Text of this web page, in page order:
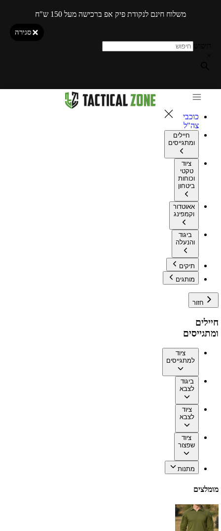
משלוח חינם לנקודת פיק אפ ברכישה מעל 150 ש"ח
סגירה
כוכבי
צה"ל
חיילים
ומתגייסים
ציוד
טקטי
וכוחות
ביטחון
אאוטדור
וקמפינג
ביגוד
והנעלה
תיקים
מותגים
חזור
חיילים
ומתגייסים
ציוד
למתגייסים
ביגוד
לצבא
ציוד
לצבא
ציוד
שפצור
מתנות
מומלצים